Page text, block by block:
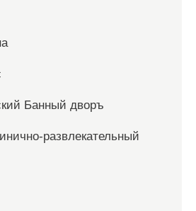
Банный дворъ
развлекательный